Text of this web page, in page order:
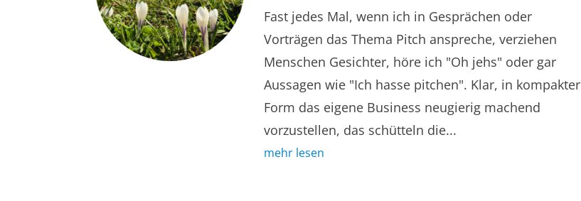
Fast jedes Mal, wenn ich in Gesprächen oder
Vorträgen das Thema Pitch anspreche, verziehen
Menschen Gesichter, höre ich "Oh jehs" oder gar
Aussagen wie "Ich hasse pitchen". Klar, in kompakter
Form das eigene Business neugierig machend
vorzustellen, das schütteln die...
mehr lesen